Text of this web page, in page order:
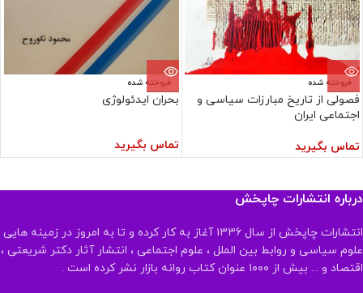
فروخته شده
فصولی از تاریخ مبارزات سیاسی و
اجتماعی ایران
تماس بگیرید
فروخته شده
بحران ایدئولوژی
تماس بگیرید
درباره انتشارات چاپخش
انتشارات چاپخش از سال ۱۳۳۶ آغاز به کار کرده و تا به امروز در زمینه هایی
علوم سیاسی و روابط بین الملل ، علوم اجتماعی ، انتشار آثار دکتر شریعتی ،
اقتصاد و ... بیش از ۱۰۰۰ عنوان کتاب روانه بازار نشر کرده است .